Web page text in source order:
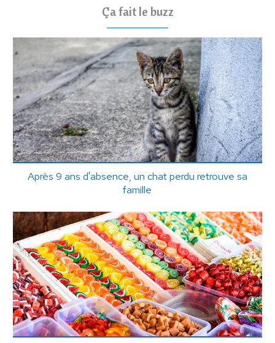
Ça fait le buzz
Après 9 ans d'absence, un chat perdu retrouve sa
famille